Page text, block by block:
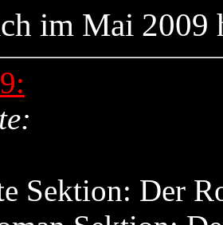
im Mai 2009
Sektion: Der